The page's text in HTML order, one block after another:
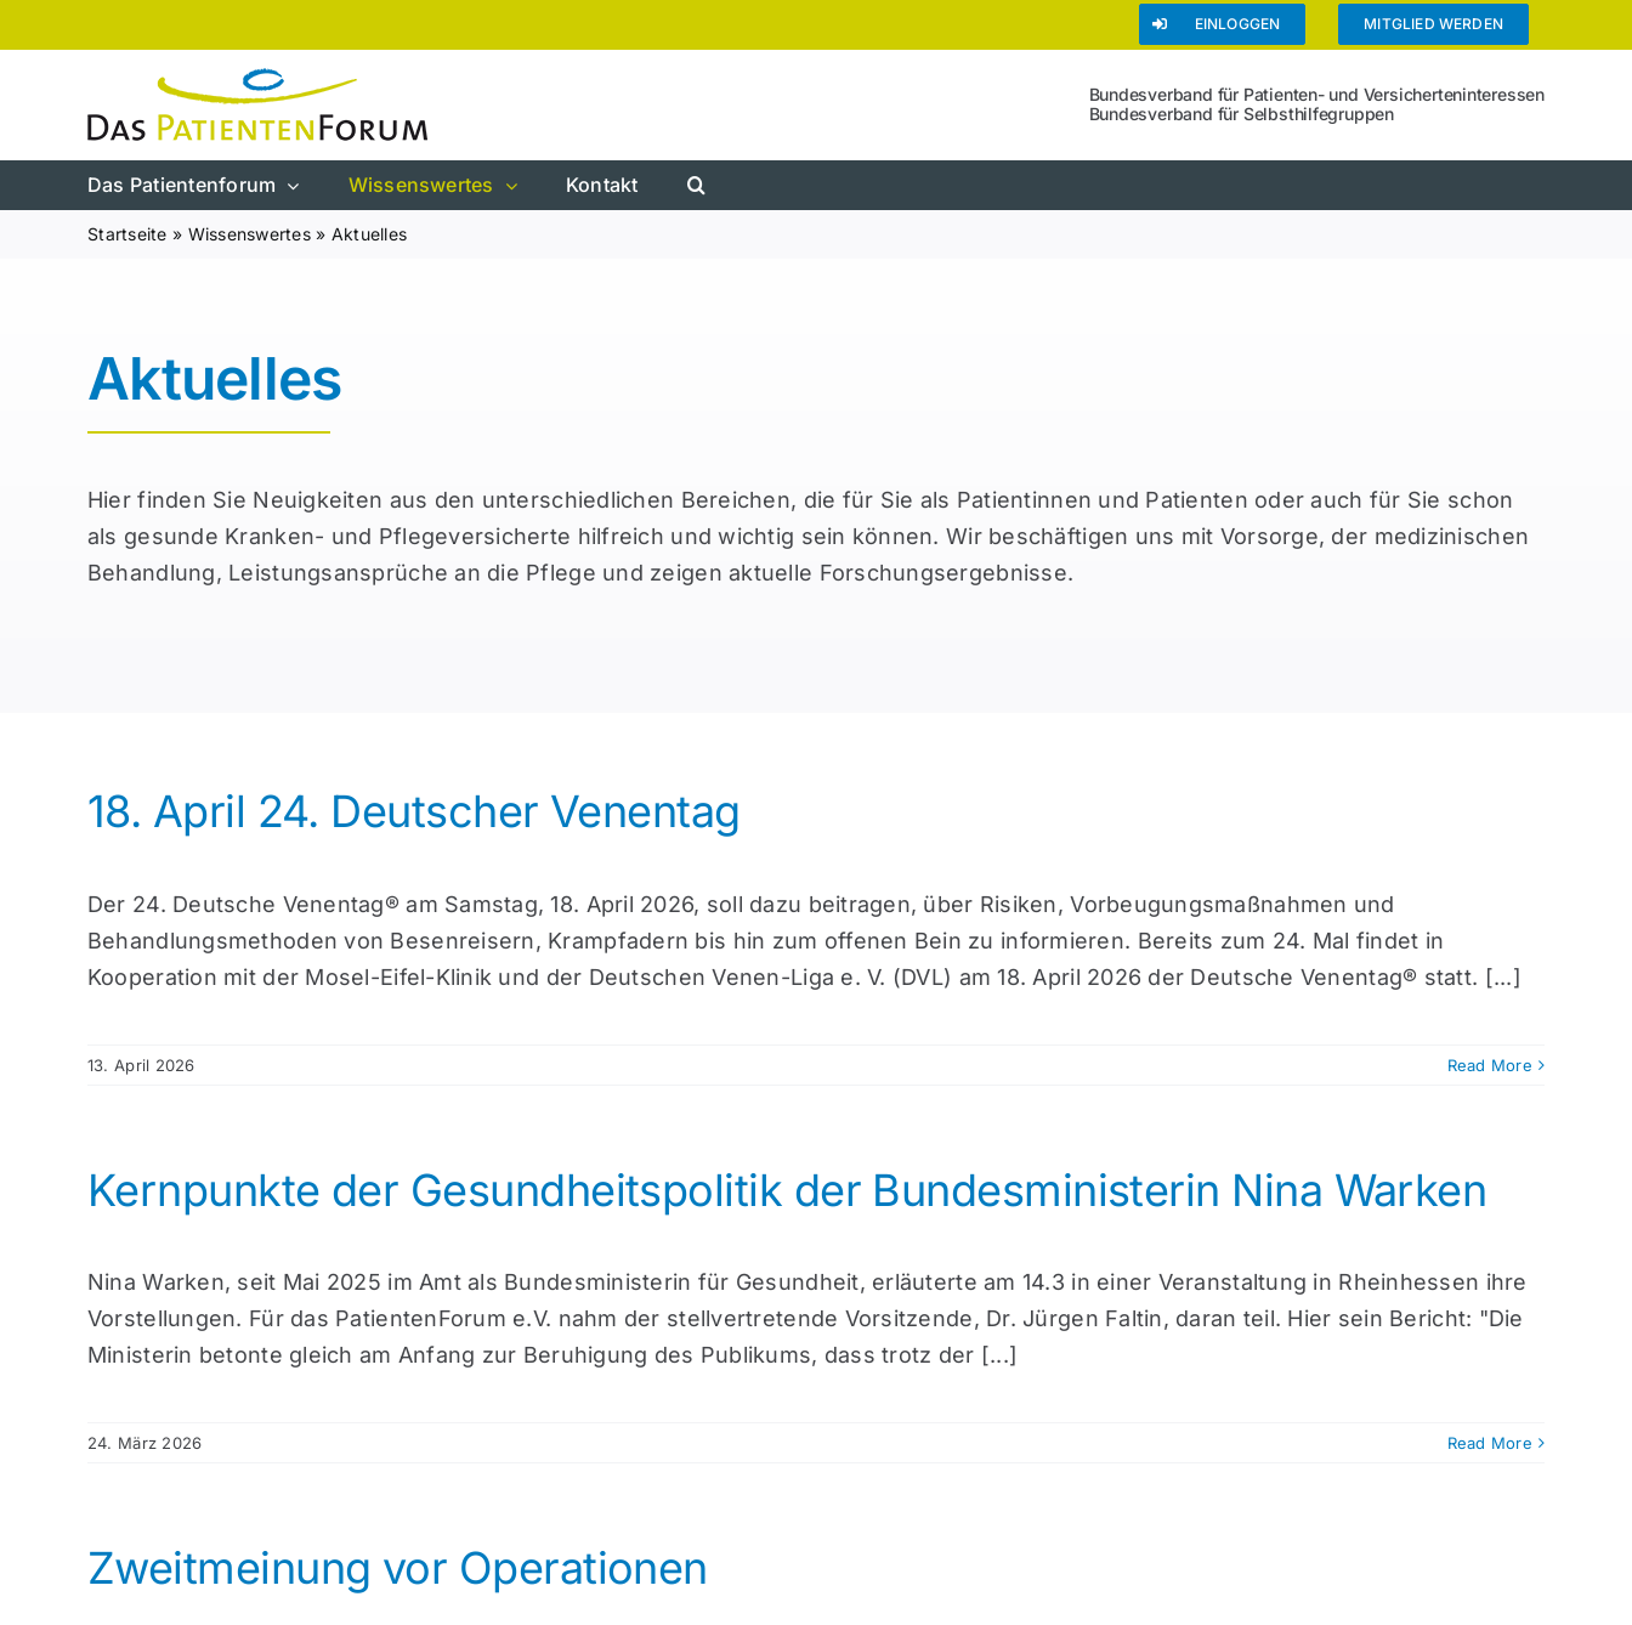
Inhalt
EINLOGGEN MITGLIED WERDEN
Bundesverband für Patienten- und Versicherteninteressen
Bundesverband für Selbsthilfegruppen
Das Patientenforum Wissenswertes Kontakt
Startseite » Wissenswertes » Aktuelles
Aktuelles
Hier finden Sie Neuigkeiten aus den unterschiedlichen Bereichen, die für Sie als Patientinnen und Patienten oder auch für Sie schon
als gesunde Kranken- und Pflegeversicherte hilfreich und wichtig sein können. Wir beschäftigen uns mit Vorsorge, der medizinischen
Behandlung, Leistungsansprüche an die Pflege und zeigen aktuelle Forschungsergebnisse.
18. April 24. Deutscher Venentag
Der 24. Deutsche Venentag® am Samstag, 18. April 2026, soll dazu beitragen, über Risiken, Vorbeugungsmaßnahmen und
Behandlungsmethoden von Besenreisern, Krampfadern bis hin zum offenen Bein zu informieren. Bereits zum 24. Mal findet in
Kooperation mit der Mosel-Eifel-Klinik und der Deutschen Venen-Liga e. V. (DVL) am 18. April 2026 der Deutsche Venentag® statt. [...]
13. April 2026 Read More
Kernpunkte der Gesundheitspolitik der Bundesministerin Nina Warken
Nina Warken, seit Mai 2025 im Amt als Bundesministerin für Gesundheit, erläuterte am 14.3 in einer Veranstaltung in Rheinhessen ihre
Vorstellungen. Für das PatientenForum e.V. nahm der stellvertretende Vorsitzende, Dr. Jürgen Faltin, daran teil. Hier sein Bericht: "Die
Ministerin betonte gleich am Anfang zur Beruhigung des Publikums, dass trotz der [...]
24. März 2026 Read More
Zweitmeinung vor Operationen